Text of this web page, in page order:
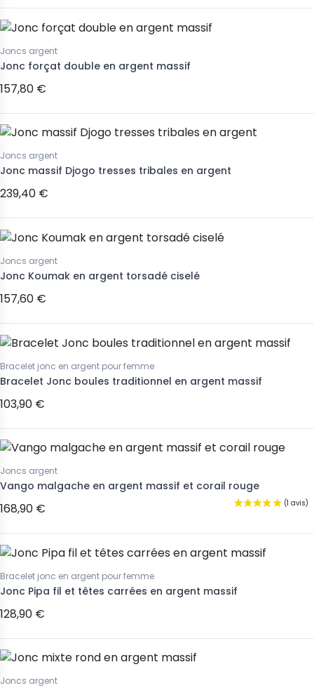
Joncs argent
Jonc forçat double en argent massif
157,80 €
Joncs argent
Jonc massif Djogo tresses tribales en argent
239,40 €
Joncs argent
Jonc Koumak en argent torsadé ciselé
157,60 €
Bracelet jonc en argent pour femme
Bracelet Jonc boules traditionnel en argent massif
103,90 €
Joncs argent
Vango malgache en argent massif et corail rouge
168,90 €
Bracelet jonc en argent pour femme
Jonc Pipa fil et têtes carrées en argent massif
128,90 €
Joncs argent